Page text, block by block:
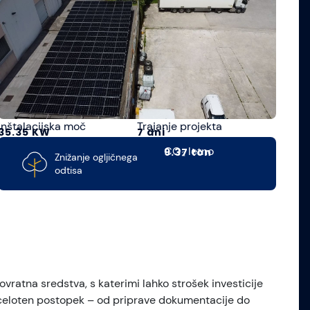
moč
KW Trajanje projekta
7 dni
Znižanje ogljičnega
odtisa
9.37 ton
CO₂ letno
sredstva, s katerimi lahko strošek investicije
postopek – od priprave dokumentacije do